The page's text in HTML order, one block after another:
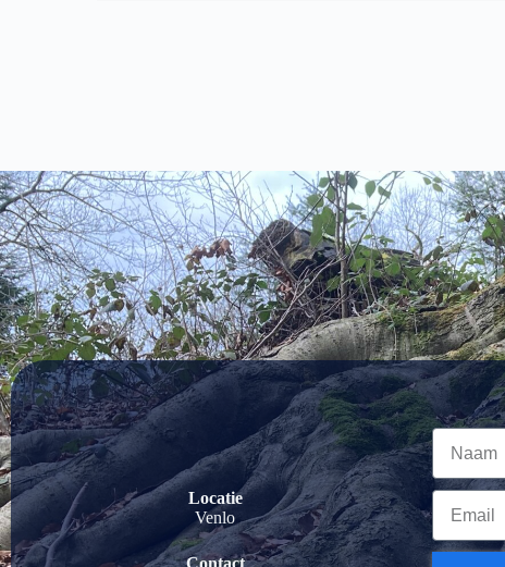
Locatie
Venlo
Contact